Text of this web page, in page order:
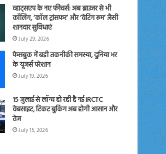
व्हाट्सएप के नए फीचर्स: अब ब्राउजर से भी
कॉलिंग, ‘कॉल ट्रांसफर’ और ‘वेटिंग रूम’ जैसी
शानदार सुविधाएं
July 29, 2026
फेसबुक में बड़ी तकनीकी समस्या, दुनिया भर
के यूजर्स परेशान
July 19, 2026
15 जुलाई से लॉन्च हो रही है नई IRCTC
वेबसाइट, टिकट बुकिंग अब होगी आसान और
तेज
July 15, 2026